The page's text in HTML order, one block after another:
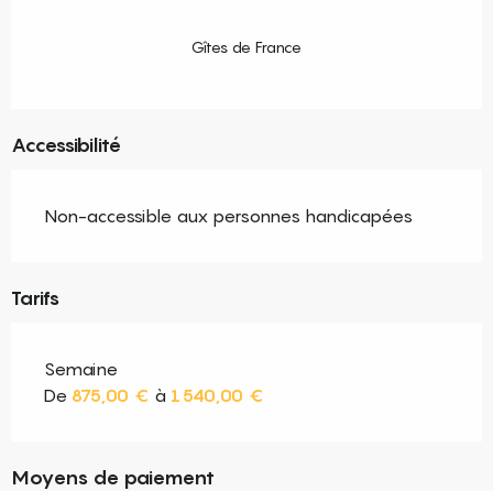
Gîtes de France
Accessibilité
Non-accessible aux personnes handicapées
Tarifs
Semaine
De 875,00 € à 1 540,00 €
Moyens de paiement